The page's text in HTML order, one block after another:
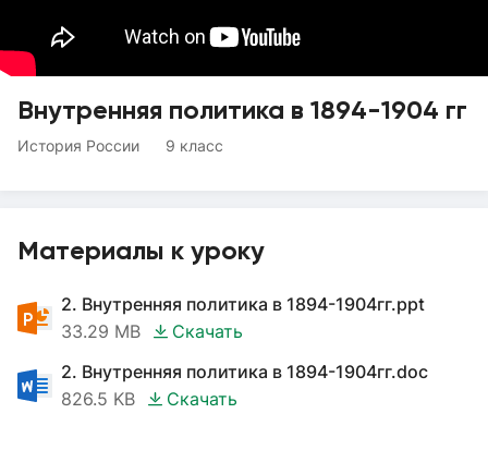
Внутренняя политика в 1894-1904 гг
История России 9 класс
Материалы к уроку
2. Внутренняя политика в 1894-1904гг.ppt
33.29 MB
Скачать
2. Внутренняя политика в 1894-1904гг.doc
826.5 KB
Скачать